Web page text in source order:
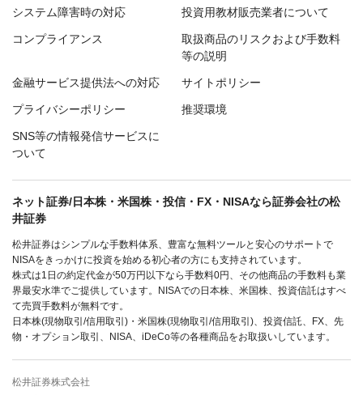
システム障害時の対応 投資用教材販売業者について
コンプライアンス
取扱商品のリスクおよび手数料
等の説明
金融サービス提供法への対応 サイトポリシー
プライバシーポリシー 推奨環境
SNS等の情報発信サービスに
ついて
ネット証券/日本株・米国株・投信・FX・NISAなら証券会社の松
井証券
松井証券はシンプルな手数料体系、豊富な無料ツールと安心のサポートで
NISAをきっかけに投資を始める初心者の方にも支持されています。
株式は1日の約定代金が50万円以下なら手数料0円、その他商品の手数料も業
界最安水準でご提供しています。NISAでの日本株、米国株、投資信託はすべ
て売買手数料が無料です。
日本株(現物取引/信用取引)・米国株(現物取引/信用取引)、投資信託、FX、先
物・オプション取引、NISA、iDeCo等の各種商品をお取扱いしています。
松井証券株式会社